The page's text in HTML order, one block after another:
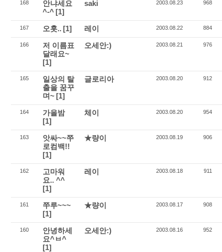
168
안냐세요
^-^ [1]
saki 2003.08.23 968
167 오홋.. [1] 레이 2003.08.22 884
166
저 이름표
달래요~
[1]
오세안:) 2003.08.21 976
165
일상의 탈
출을 꿈꾸
며~ [1]
글로리아 2003.08.20 912
164
가을밤
[1]
체이 2003.08.20 954
163
앗싸~~쭈
로컴백!!
[1]
★량이 2003.08.19 906
162
고마워
요.. ^^
[1]
레이 2003.08.18 911
161
쭈루~~~
[1]
★량이 2003.08.17 908
160
안녕하세
요^ㅂ^
[1]
오세안:) 2003.08.16 952